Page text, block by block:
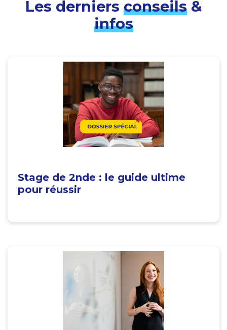
Les derniers conseils&
infos
Stage de 2nde : le guide ultime
pour réussir